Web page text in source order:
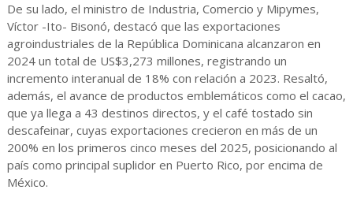
De su lado, el ministro de Industria, Comercio y Mipymes,
Víctor -Ito- Bisonó, destacó que las exportaciones
agroindustriales de la República Dominicana alcanzaron en
2024 un total de US$3,273 millones, registrando un
incremento interanual de 18% con relación a 2023. Resaltó,
además, el avance de productos emblemáticos como el cacao,
que ya llega a 43 destinos directos, y el café tostado sin
descafeinar, cuyas exportaciones crecieron en más de un
200% en los primeros cinco meses del 2025, posicionando al
país como principal suplidor en Puerto Rico, por encima de
México.